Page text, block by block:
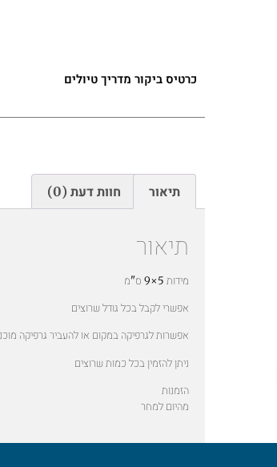
כרטיס ביקור מדריך טיולים
תיאור חוות דעת (0)
תיאור
מידות 5×9 ס"מ
אפשרי לקבל בכל גודל שרוצים
אפשרות לגרפיקה במקום או להעביר גרפיקה
ניתן להזמין בכל כמות שרוצים
הזמנות
מהיום למחר